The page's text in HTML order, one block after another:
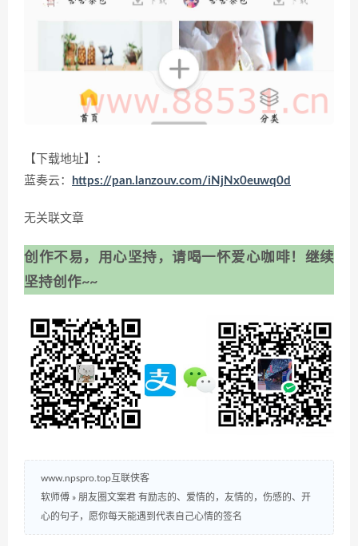
【下载地址】：
蓝奏云：
https://pan.lanzouv.com/iNjNx0euwq0d
无关联文章
创作不易，用心坚持，请喝一怀爱心咖啡！继续
坚持创作~~
www.npspro.top互联侠客
软师傅 » 朋友圈文案君 有励志的、爱情的，友情的，伤感的、开
心的句子，愿你每天能遇到代表自己心情的签名